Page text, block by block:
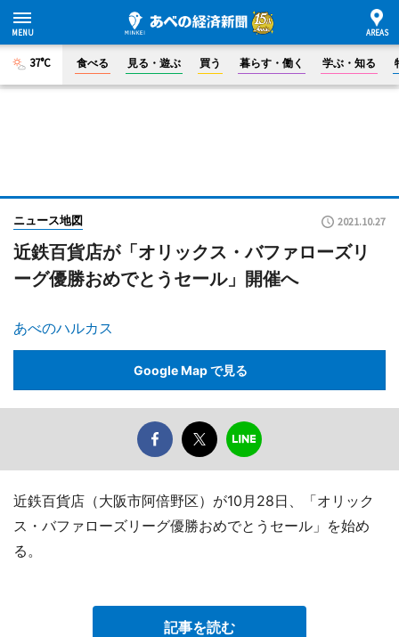
37°C 食べる 見る・遊ぶ 買う 暮らす・働く 学ぶ・知る
ニュース地図 2021.10.27
近鉄百貨店が「オリックス・バファローズリ
ーグ優勝おめでとうセール」開催へ
あべのハルカス
Google Map で見る
近鉄百貨店（大阪市阿倍野区）が10月28日、「オリック
ス・バファローズリーグ優勝おめでとうセール」を始め
る。
記事を読む